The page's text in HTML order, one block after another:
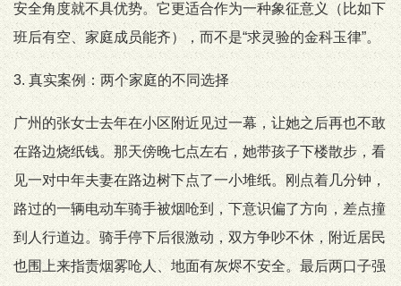
安全角度就不具优势。它更适合作为一种象征意义（比如下
班后有空、家庭成员能齐），而不是“求灵验的金科玉律”。
3. 真实案例：两个家庭的不同选择
广州的张女士去年在小区附近见过一幕，让她之后再也不敢
在路边烧纸钱。那天傍晚七点左右，她带孩子下楼散步，看
见一对中年夫妻在路边树下点了一小堆纸。刚点着几分钟，
路过的一辆电动车骑手被烟呛到，下意识偏了方向，差点撞
到人行道边。骑手停下后很激动，双方争吵不休，附近居民
也围上来指责烟雾呛人、地面有灰烬不安全。最后两口子强